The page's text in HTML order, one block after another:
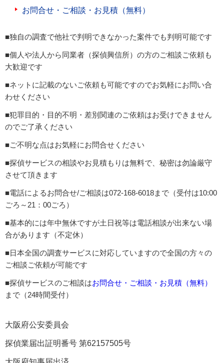
お問合せ・ご相談・お見積（無料）
■独自の調査で他社で判明できなかった案件でも判明可能です
■個人や法人から同業者（探偵興信所）の方のご相談ご依頼も
大歓迎です
■ネットに記載のないご依頼も可能ですのでお気軽にお問い合
わせください
■犯罪目的・目的不明・差別関連のご依頼はお受けできません
のでご了承ください
■ご不明な点はお気軽にお問合せください
■探偵サービスの相談やお見積もりは無料で、秘密は勿論厳守
させて頂きます
■電話によるお問合せ/ご相談は072-168-6018まで（受付は10:00
ごろ～21：00ごろ）
■基本的には年中無休ですが土日祝等は電話相談が出来ない場
合があります（不定休）
■日本全国の調査サービスに対応していますので全国の方々の
ご相談ご依頼が可能です
■探偵サービスのご相談はお問合せ・ご相談・お見積（無料）
まで（24時間受付）
大阪府公安委員会
探偵業届出証明番号 第62157505号